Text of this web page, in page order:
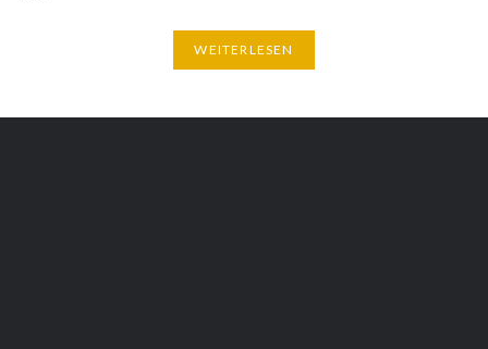
WEITERLESEN